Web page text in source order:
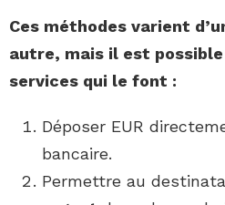
Ces méthodes varient
autre, mais il est
services qui le font :
Déposer EUR
bancaire.
Permettre au